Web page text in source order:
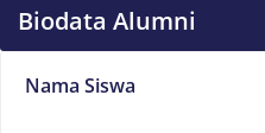
Biodata Alumni
Nama Siswa